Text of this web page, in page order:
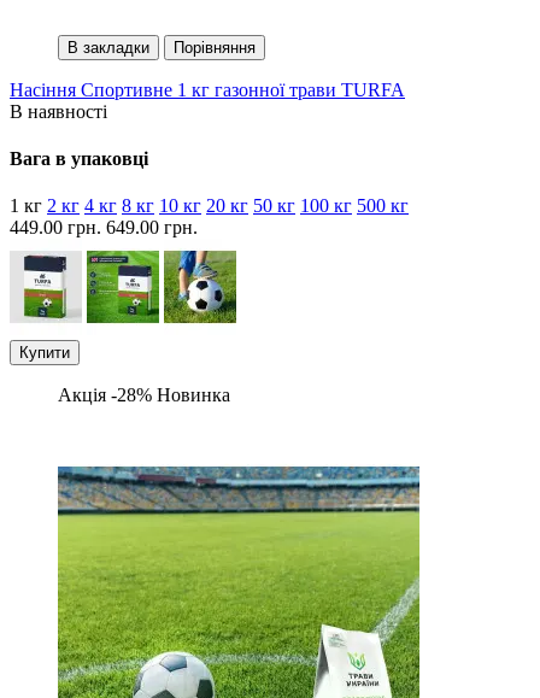
В закладки Порівняння
Насіння Спортивне 1 кг газонної трави TURFA
В наявності
Вага в упаковці
1 кг 2 кг 4 кг 8 кг 10 кг 20 кг 50 кг 100 кг 500 кг
449.00 грн. 649.00 грн.
Купити
Акція -28% Новинка